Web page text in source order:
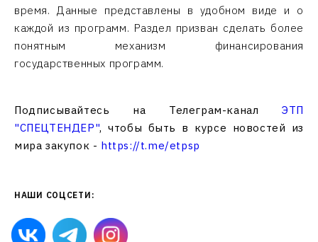
время. Данные представлены в удобном виде и о
каждой из программ. Раздел призван сделать более
понятным механизм финансирования
государственных программ.
Подписывайтесь на Телеграм-каналЭТП
"СПЕЦТЕНДЕР", чтобы быть в курсе новостей из
мира закупок - https://t.me/etpsp
НАШИ СОЦСЕТИ: